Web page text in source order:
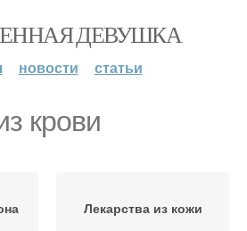
ДЕВУШКА
новости статьи
крови
Лекарства из кожи